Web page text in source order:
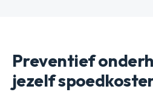
Preventief
jezelf